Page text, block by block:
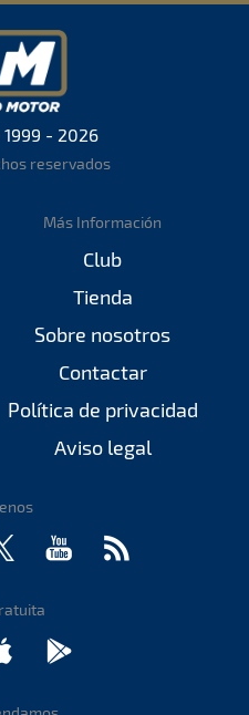
- 2026
reservados
Más Información
Club
Tienda
Sobre nosotros
Contactar
Política de privacidad
Aviso legal